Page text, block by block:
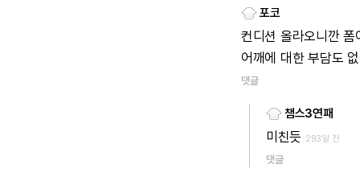
포코
컨디션 올라오니깐 폼
어깨에 대한 부담도
댓글
챔스3연패
미친듯 293일 전
댓글